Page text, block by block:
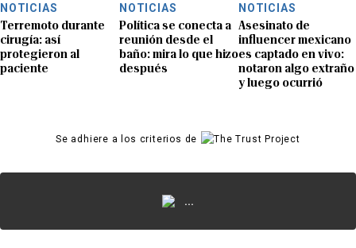
NOTICIAS
Terremoto durante
cirugía: así
protegieron al
paciente
NOTICIAS
Política se conecta a
reunión desde el
baño: mira lo que hizo
después
NOTICIAS
Asesinato de
influencer mexicano
es captado en vivo:
notaron algo extraño
y luego ocurrió
Se adhiere a los criterios de
...